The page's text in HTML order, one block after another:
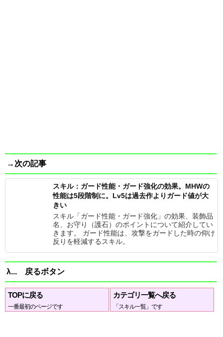
→次の記事
スキル：ガード性能・ガード強化の効果。MHWの
性能は5段階制に。Lv5は過去作よりガード値が大
きい
スキル「ガード性能・ガード強化」の効果、装飾品
名、お守り（護石）のポイントについて紹介してい
きます。 ガード性能は、攻撃をガードした時の仰け
反りを軽減するスキル。
λ... 戻るボタン
TOPに戻る
一番最初のページです
カテゴリ一覧へ戻る
「スキル一覧」です